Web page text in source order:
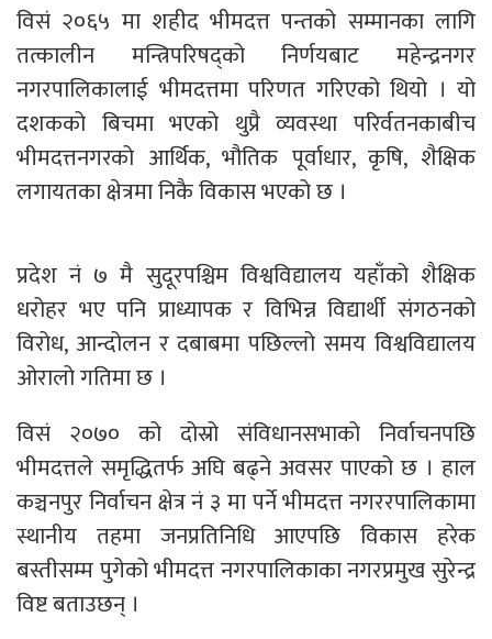
विसं २०६५ मा शहीद भीमदत्त पन्तको सम्मानका लागि
तत्कालीन मन्त्रिपरिषद्को निर्णयबाट महेन्द्रनगर
नगरपालिकालाई भीमदत्तमा परिणत गरिएको थियो । यो
दशकको बिचमा भएको थुप्रै व्यवस्था परिर्वतनकाबीच
भीमदत्तनगरको आर्थिक, भौतिक पूर्वाधार, कृषि, शैक्षिक
लगायतका क्षेत्रमा निकै विकास भएको छ ।
प्रदेश नं ७ मै सुदूरपश्चिम विश्वविद्यालय यहाँको शैक्षिक
धरोहर भए पनि प्राध्यापक र विभिन्न विद्यार्थी संगठनको
विरोध, आन्दोलन र दबाबमा पछिल्लो समय विश्वविद्यालय
ओरालो गतिमा छ ।
विसं २०७० को दोस्रो संविधानसभाको निर्वाचनपछि
भीमदत्तले समृद्धितर्फ अघि बढ्ने अवसर पाएको छ । हाल
कञ्चनपुर निर्वाचन क्षेत्र नं ३ मा पर्ने भीमदत्त नगररपालिकामा
स्थानीय तहमा जनप्रतिनिधि आएपछि विकास हरेक
बस्तीसम्म पुगेको भीमदत्त नगरपालिकाका नगरप्रमुख सुरेन्द्र
विष्ट बताउछन् ।